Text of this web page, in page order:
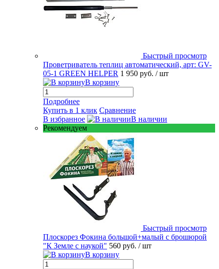
Быстрый просмотр
Проветриватель теплиц автоматический, арт: GV-
05-1 GREEN HELPER 1 950 руб. / шт
В корзину
Подробнее
Купить в 1 клик Сравнение
В избранное
В наличии
Рекомендуем
Быстрый просмотр
Плоскорез Фокина большой+малый с брошюрой
"К Земле с наукой" 560 руб. / шт
В корзину